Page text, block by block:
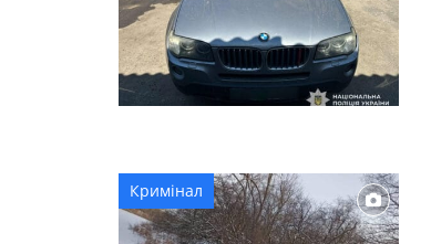
Кримінал